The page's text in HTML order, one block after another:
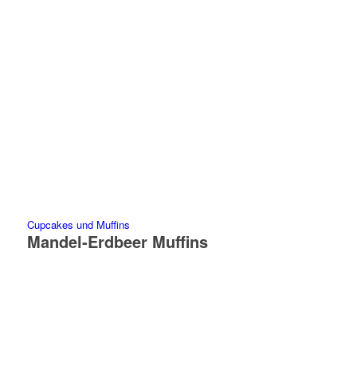
Cupcakes und Muffins
Mandel-Erdbeer Muffins